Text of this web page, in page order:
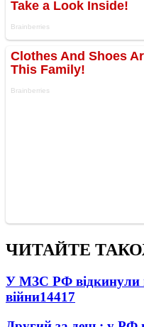
ЧИТАЙТЕ
У МЗС РФ відкинули
війни14417